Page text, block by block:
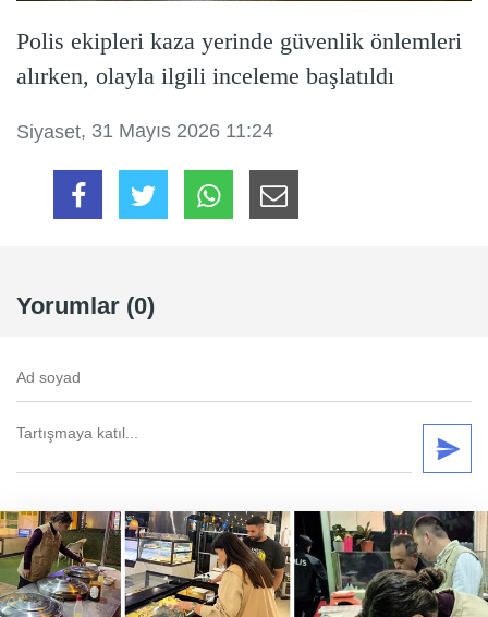
Polis ekipleri kaza yerinde güvenlik önlemleri
alırken, olayla ilgili inceleme başlatıldı
Siyaset, 31 Mayıs 2026 11:24
Yorumlar (0)